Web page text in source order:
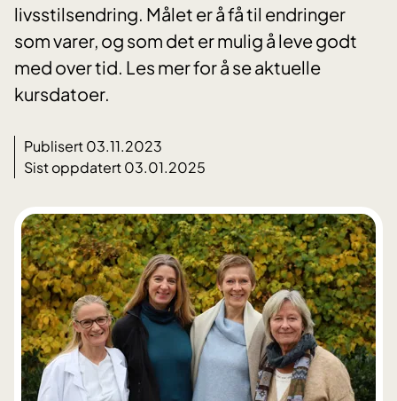
livsstilsendring. Målet er å få til endringer
som varer, og som det er mulig å leve godt
med over tid. Les mer for å se aktuelle
kursdatoer.
Publisert 03.11.2023
Sist oppdatert 03.01.2025